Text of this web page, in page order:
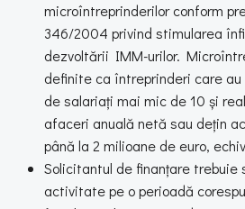
microîntreprinderilor conform
346/2004 privind stimularea
dezvoltării IMM-urilor.
definite ca întreprinderi care au
de salariați mai mic de 10 și
afaceri anuală netă sau dețin
până la 2 milioane de euro,
Solicitantul de finanțare trebuie
activitate pe o perioadă